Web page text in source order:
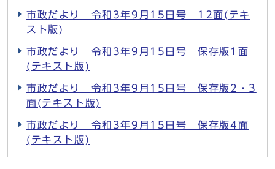
市政だより 令和3年9月15日号 12面(テキ
スト版)
市政だより 令和3年9月15日号 保存版1面
(テキスト版)
市政だより 令和3年9月15日号 保存版2・3
面(テキスト版)
市政だより 令和3年9月15日号 保存版4面
(テキスト版)